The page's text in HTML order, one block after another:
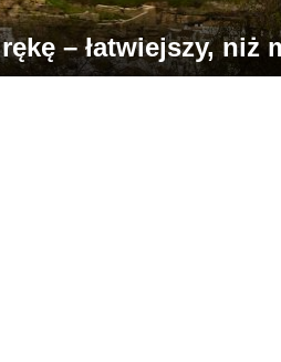
– łatwiejszy, niż